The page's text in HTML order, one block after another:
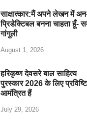
साक्षात्कार:मैं अपने लेखन में
प्रिडेक्टिबल बनना चाहता हूँ-
गांगुली
August 1, 2026
हरिकृष्ण देवसरे बाल साहित्य
पुरस्कार 2026 के लिए
आमंत्रित हैं
July 29, 2026